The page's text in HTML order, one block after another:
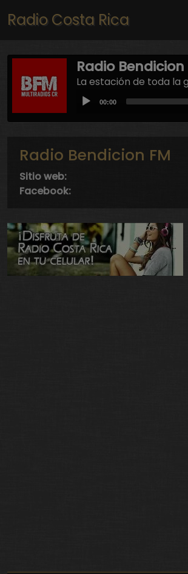
Pasar al
Radio Costa Rica
Radio Bendicion
La estación de toda la
Audio
Player
Current
00:00
Radio Bendicion FM
Sitio web:
Facebook: